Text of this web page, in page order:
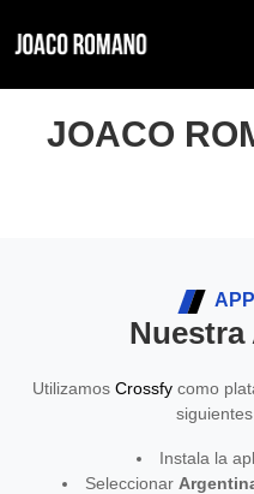
JOACO
Utilizamos Crossfycomo
Instala la
Seleccionar